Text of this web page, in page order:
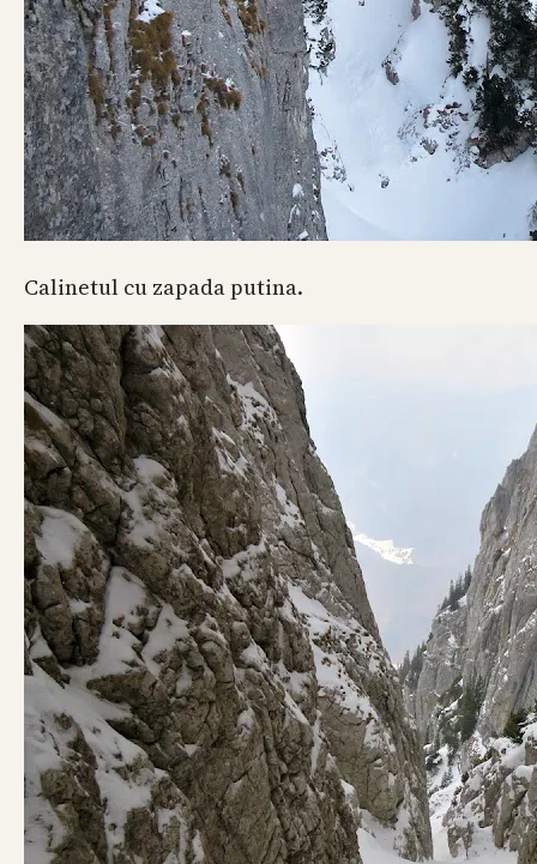
Calinetul cu zapada putina.